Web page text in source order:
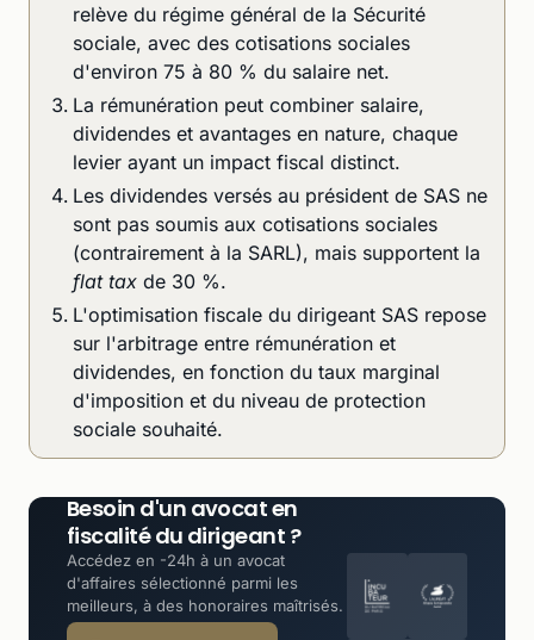
relève du régime général de la Sécurité
sociale, avec des cotisations sociales
d'environ 75 à 80 % du salaire net.
La rémunération peut combiner salaire,
dividendes et avantages en nature, chaque
levier ayant un impact fiscal distinct.
Les dividendes versés au président de SAS ne
sont pas soumis aux cotisations sociales
(contrairement à la SARL), mais supportent la
flat tax de 30 %.
L'optimisation fiscale du dirigeant SAS repose
sur l'arbitrage entre rémunération et
dividendes, en fonction du taux marginal
d'imposition et du niveau de protection
sociale souhaité.
Besoin d'un avocat en
fiscalité du dirigeant ?
Accédez en -24h à un avocat
d'affaires sélectionné parmi les
meilleurs, à des honoraires maîtrisés.